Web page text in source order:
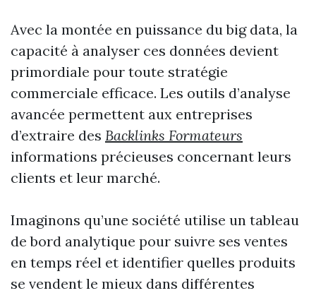
Avec la montée en puissance du big data, la
capacité à analyser ces données devient
primordiale pour toute stratégie
commerciale efficace. Les outils d’analyse
avancée permettent aux entreprises
d’extraire des Backlinks Formateurs
informations précieuses concernant leurs
clients et leur marché.
Imaginons qu’une société utilise un tableau
de bord analytique pour suivre ses ventes
en temps réel et identifier quelles produits
se vendent le mieux dans différentes